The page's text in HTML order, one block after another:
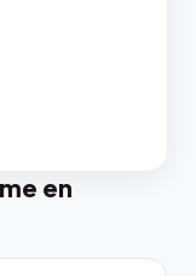
en